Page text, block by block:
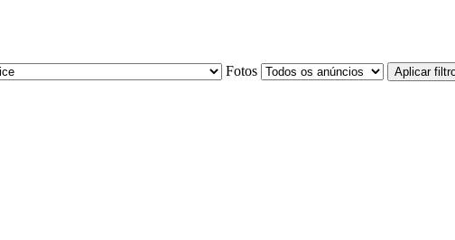
Fotos Aplicar